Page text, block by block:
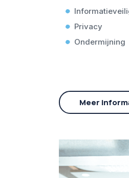
Privacy
Ondermijning
Meer